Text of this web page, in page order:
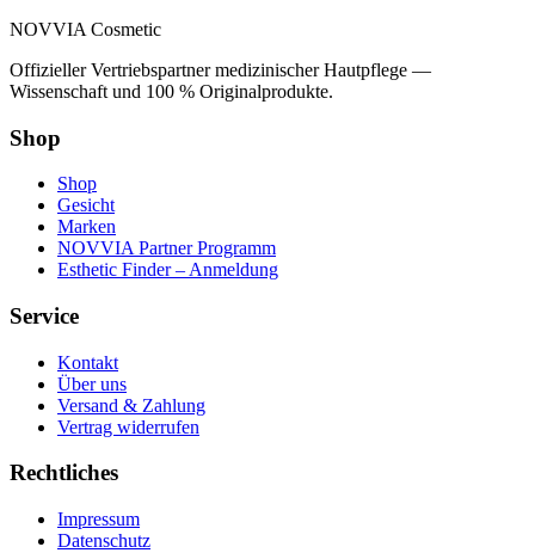
NOVVIA Cosmetic
Offizieller Vertriebspartner medizinischer Hautpflege —
Wissenschaft und 100 % Originalprodukte.
Shop
Shop
Gesicht
Marken
NOVVIA Partner Programm
Esthetic Finder – Anmeldung
Service
Kontakt
Über uns
Versand & Zahlung
Vertrag widerrufen
Rechtliches
Impressum
Datenschutz